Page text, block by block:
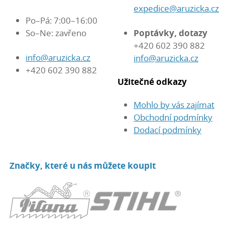
Po–Pá: 7:00–16:00
So–Ne: zavřeno
info@aruzicka.cz
+420 602 390 882
expedice@aruzicka.cz
Poptávky, dotazy
+420 602 390 882
info@aruzicka.cz
Užitečné odkazy
Mohlo by vás zajímat
Obchodní podmínky
Dodací podmínky
Značky, které u nás můžete koupit